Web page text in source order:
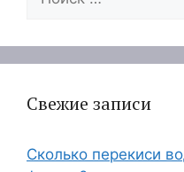
Свежие записи
Сколько перекиси